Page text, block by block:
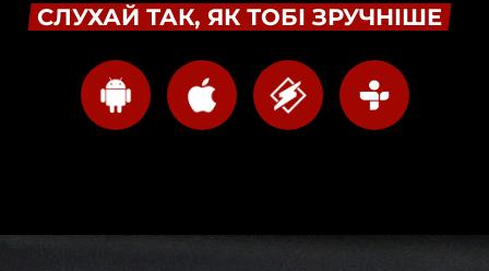
СЛУХАЙ ТАК, ЯК ТОБІ ЗРУЧНІШЕ